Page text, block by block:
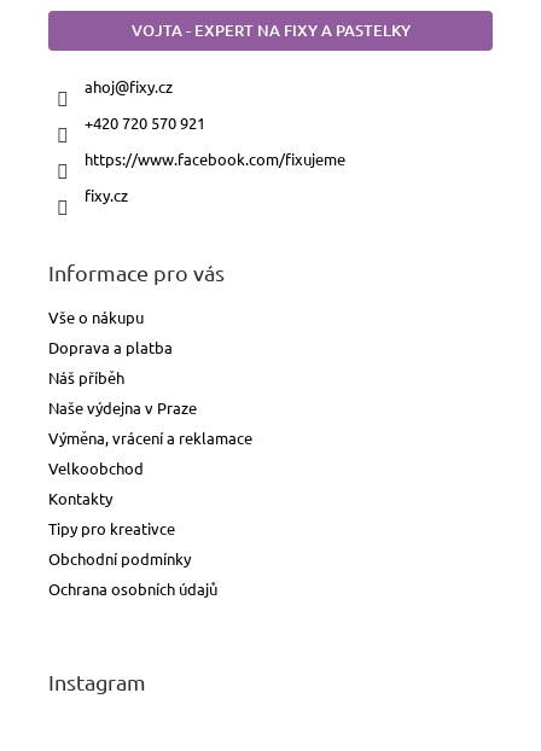
VOJTA - EXPERT NA FIXY A PASTELKY
ahoj@fixy.cz
+420 720 570 921
https://www.facebook.com/fixujeme
fixy.cz
Informace pro vás
Vše o nákupu
Doprava a platba
Náš příběh
Naše výdejna v Praze
Výměna, vrácení a reklamace
Velkoobchod
Kontakty
Tipy pro kreativce
Obchodní podmínky
Ochrana osobních údajů
Instagram